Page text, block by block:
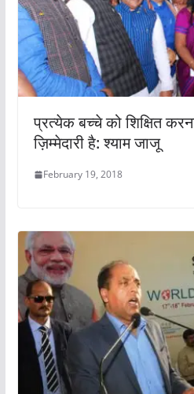
प्रत्येक बच्चे को शिक्षित
ज़िम्मेदारी है: श्याम जाजू
February 19, 2018